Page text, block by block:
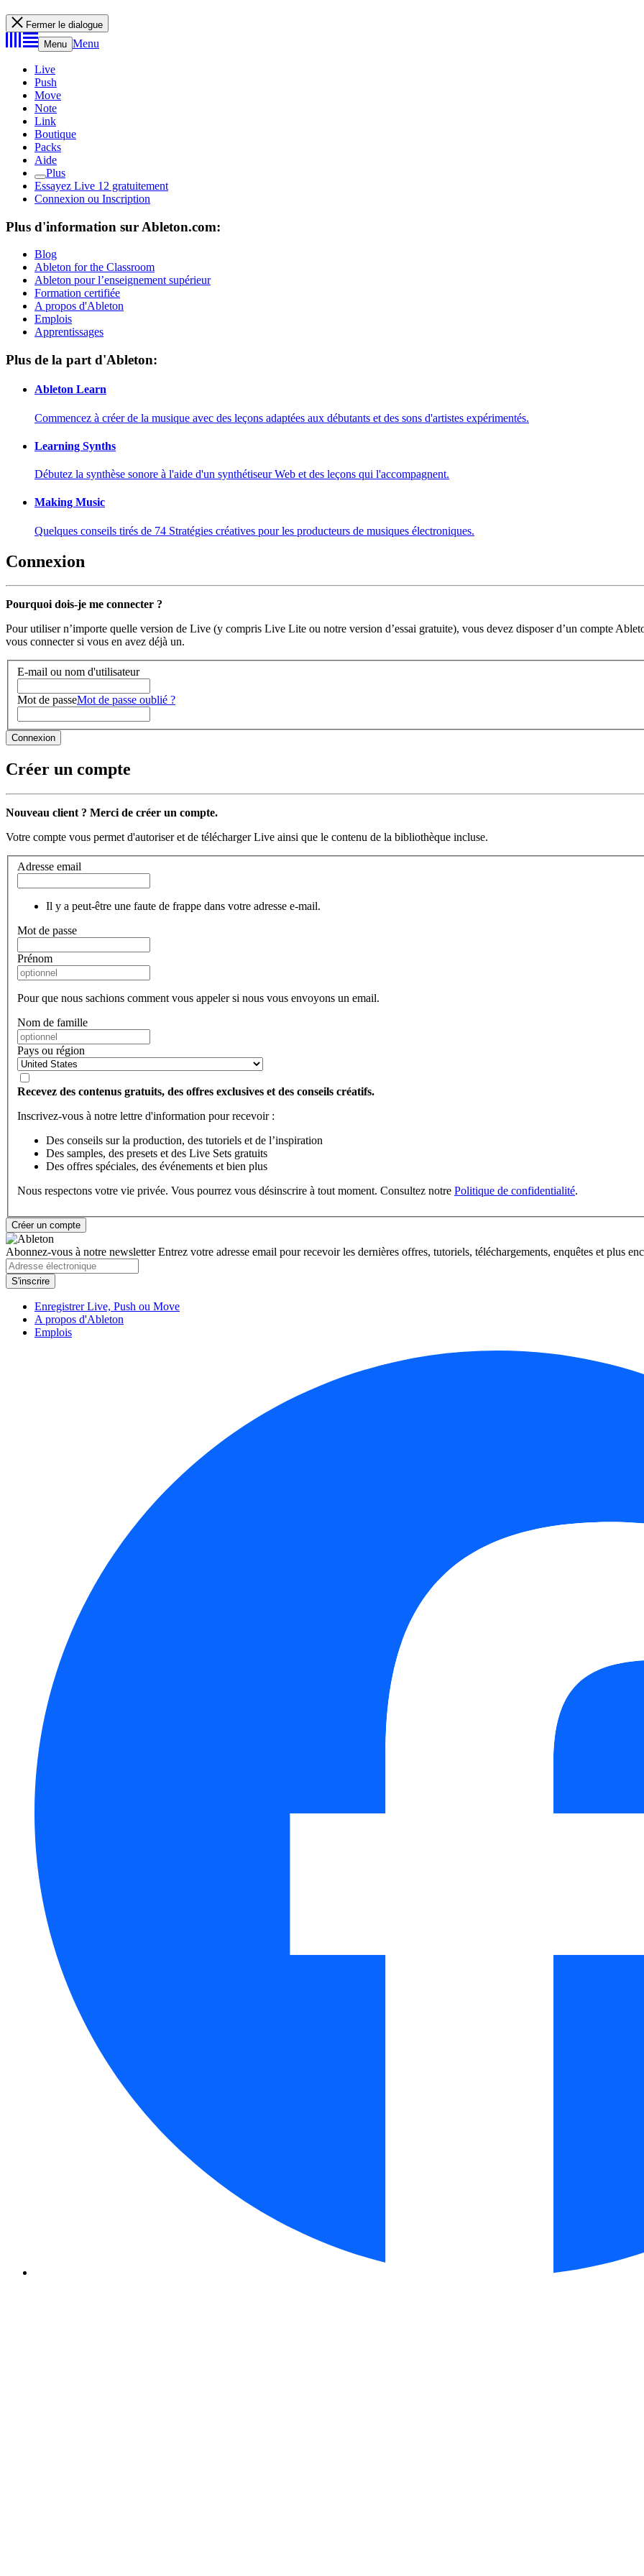
Fermer le dialogue
Menu Menu
Live
Push
Move
Note
Link
Boutique
Packs
Aide
Plus
Essayez Live 12 gratuitement
Connexion ou Inscription
Plus d'information sur Ableton.com:
Blog
Ableton for the Classroom
Ableton pour l’enseignement supérieur
Formation certifiée
A propos d'Ableton
Emplois
Apprentissages
Plus de la part d'Ableton:
Ableton Learn
Commencez à créer de la musique avec des leçons adaptées aux débutants et des sons d'artistes expérimentés.
Learning Synths
Débutez la synthèse sonore à l'aide d'un synthétiseur Web et des leçons qui l'accompagnent.
Making Music
Quelques conseils tirés de 74 Stratégies créatives pour les producteurs de musiques électroniques.
Connexion
Pourquoi dois-je me connecter ?
Pour utiliser n’importe quelle version de Live (y compris Live Lite ou notre version d’essai gratuite), vous devez disposer d’un compte
vous connecter si vous en avez déjà un.
E-mail ou nom d'utilisateur
Mot de passeMot de passe oublié ?
Créer un compte
Nouveau client ? Merci de créer un compte.
Votre compte vous permet d'autoriser et de télécharger Live ainsi que le contenu de la bibliothèque incluse.
Adresse email
Il y a peut-être une faute de frappe dans votre adresse e-mail.
Mot de passe
Prénom
Pour que nous sachions comment vous appeler si nous vous envoyons un email.
Nom de famille
Pays ou région
Recevez des contenus gratuits, des offres exclusives et des conseils créatifs.
Inscrivez-vous à notre lettre d'information pour recevoir :
Des conseils sur la production, des tutoriels et de l’inspiration
Des samples, des presets et des Live Sets gratuits
Des offres spéciales, des événements et bien plus
Nous respectons votre vie privée. Vous pourrez vous désinscrire à tout moment. Consultez notre Politique de confidentialité.
Abonnez-vous à notre newsletterEntrez votre adresse email pour recevoir les dernières offres, tutoriels, téléchargements, enquêtes et plus
Enregistrer Live, Push ou Move
A propos d'Ableton
Emplois